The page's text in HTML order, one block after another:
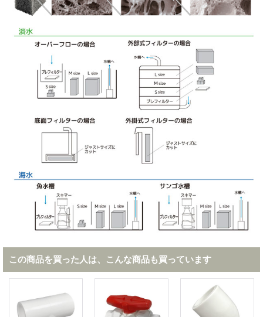
この商品を買った人は、こんな商品も買っています